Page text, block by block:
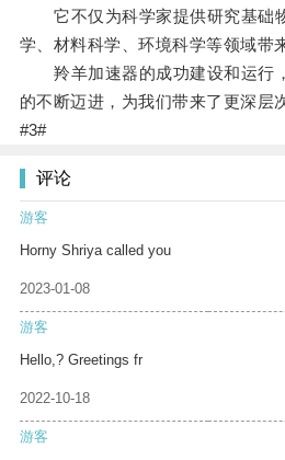
它不仅为科学家提供研究基础
学、材料科学、环境科学等领域带
羚羊加速器的成功建设和运行
的不断迈进，为我们带来了更深层
#3#
评论
游客
Horny Shriya called you
2023-01-08
游客
Hello,? Greetings fr
2022-10-18
游客